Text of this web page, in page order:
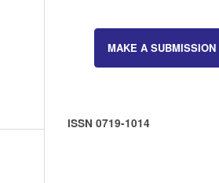
MAKE A SUBMISSION
ISSN 0719-1014